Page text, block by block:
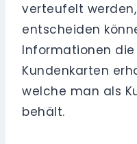
verteufelt
entscheiden
Informationen
Kundenkarten
welche man als
behält.